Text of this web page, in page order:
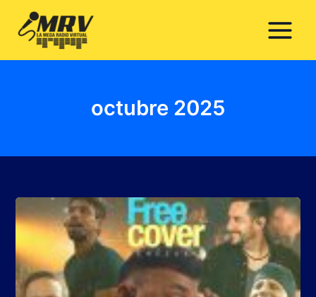
contenido
octubre 2025